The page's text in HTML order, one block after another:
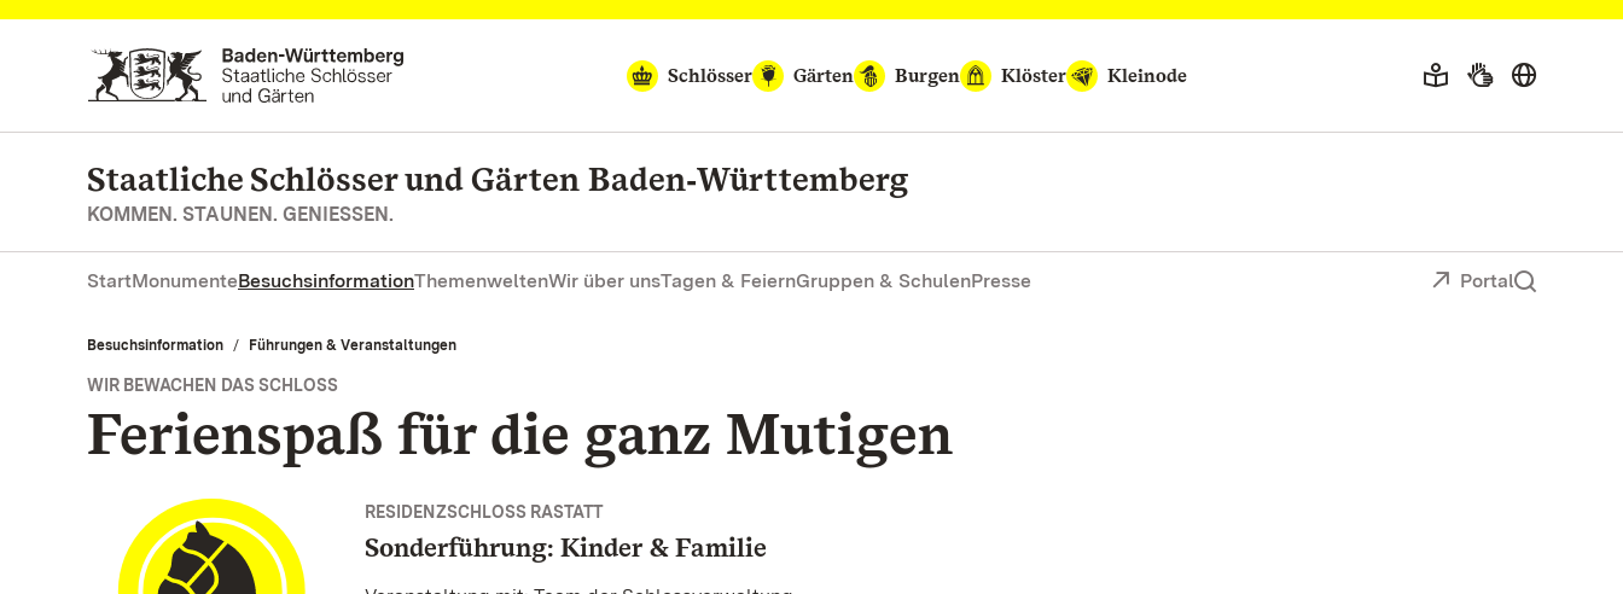
Zum Hauptinhalt springen
Schlösser
Gärten Burgen Klöster Kleinode
Staatliche Schlösser und Gärten Baden‑Württemberg
KOMMEN. STAUNEN. GENIESSEN.
StartMonumenteBesuchsinformationThemenweltenWir über unsTagen & FeiernGruppen & SchulenPresse Portal
Besuchsinformation Führungen & Veranstaltungen
WIR BEWACHEN DAS SCHLOSS
Ferienspaß für die ganz Mutigen
RESIDENZSCHLOSS RASTATT
Sonderführung: Kinder & Familie